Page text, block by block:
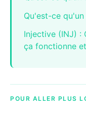
Qu'est-ce
Injective (INJ) :
ça fonctionne
POUR ALLER PLUS